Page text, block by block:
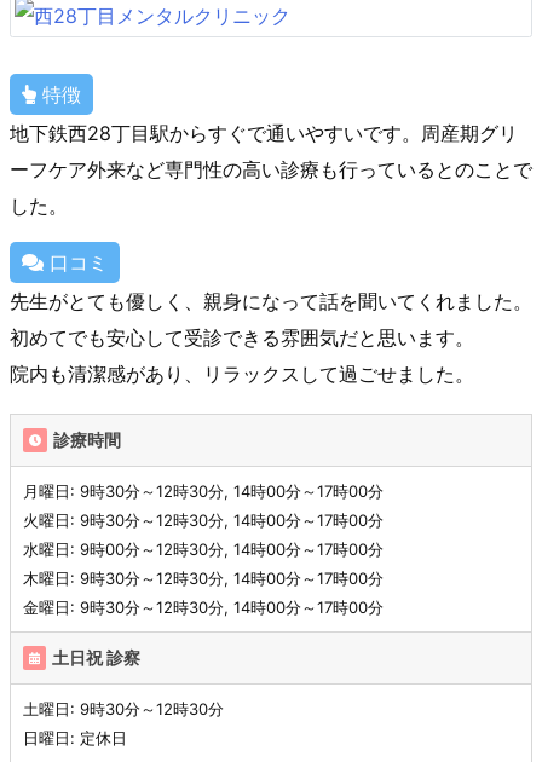
特徴
地下鉄西28丁目駅からすぐで通いやすいです。周産期グリ
ーフケア外来など専門性の高い診療も行っているとのことで
した。
口コミ
先生がとても優しく、親身になって話を聞いてくれました。
初めてでも安心して受診できる雰囲気だと思います。
院内も清潔感があり、リラックスして過ごせました。
診療時間
月曜日: 9時30分～12時30分, 14時00分～17時00分
火曜日: 9時30分～12時30分, 14時00分～17時00分
水曜日: 9時00分～12時30分, 14時00分～17時00分
木曜日: 9時30分～12時30分, 14時00分～17時00分
金曜日: 9時30分～12時30分, 14時00分～17時00分
土日祝 診察
土曜日: 9時30分～12時30分
日曜日: 定休日